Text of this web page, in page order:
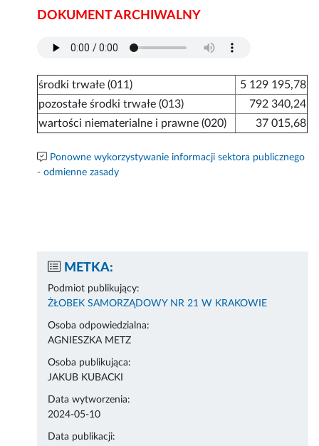
DOKUMENT ARCHIWALNY
środki trwałe (011)
5 129 195,78
pozostałe środki trwałe (013)
792 340,24
wartości niematerialne i prawne (020)
37 015,68
Ponowne wykorzystywanie informacji sektora publicznego
- odmienne zasady
METKA:
Podmiot publikujący:
ŻŁOBEK SAMORZĄDOWY NR 21 W KRAKOWIE
Osoba odpowiedzialna:
AGNIESZKA METZ
Osoba publikująca:
JAKUB KUBACKI
Data wytworzenia:
2024-05-10
Data publikacji: